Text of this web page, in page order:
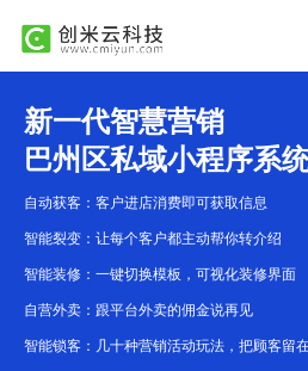
新一代智慧营销
巴州区私域小程序系
自动获客：客户进店消费即可获取信息
智能裂变：让每个客户都主动帮你转介绍
智能装修：一键切换模板，可视化装修界面
自营外卖：跟平台外卖的佣金说再见
智能锁客：几十种营销活动玩法，把顾客留